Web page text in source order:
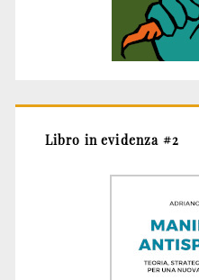
Libro in evidenza #2